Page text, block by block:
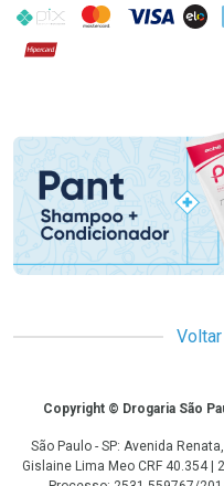
PIX MasterCard
VISA ELO
Hipercard
CopyrightCopyright © Drogaria São
São Paulo - SP: Avenida
Gislaine Lima Meo CRF 40.354